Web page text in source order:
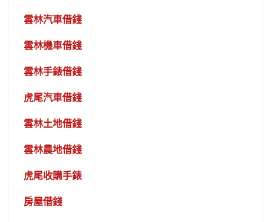
雲林汽車借錢
雲林機車借錢
雲林手錶借錢
虎尾汽車借錢
雲林土地借錢
雲林農地借錢
虎尾收購手錶
房屋借錢